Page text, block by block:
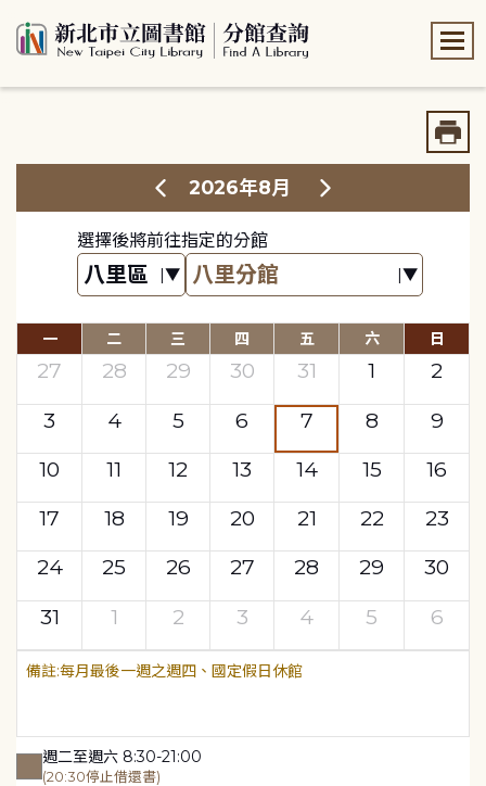
2026年8月
選擇後將前往指定的分館
一 二 三 四 五 六 日
27 28 29 30 31 1
2
3
4 5 6 7 8
9
10
11 12 13 14 15
16
17
18 19 20 21 22
23
24
25 26 27 28 29
30
31
1 2 3 4 5 6
每月最後一週之週四、國定假日休館
週二至週六 8:30-21:00
(20:30停止借還書)